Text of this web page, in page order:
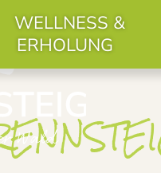
WELLNESS &
ERHOLUNG